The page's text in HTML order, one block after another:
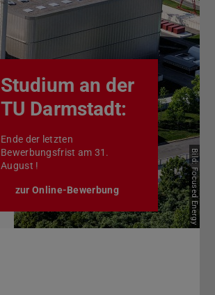
Bild: Focused Energy
Vor
Studium an der
TU Darmstadt:
Ende der letzten
Bewerbungsfrist am 31.
August !
zur Online-Bewerbung